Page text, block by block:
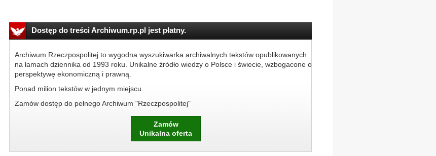
Dostęp do treści Archiwum.rp.pl jest płatny.
Archiwum Rzeczpospolitej to wygodna wyszukiwarka archiwalnych tekstów opublikowanych
na łamach dziennika od 1993 roku. Unikalne źródło wiedzy o Polsce i świecie, wzbogacone o
perspektywę ekonomiczną i prawną.
Ponad milion tekstów w jednym miejscu.
Zamów dostęp do pełnego Archiwum "Rzeczpospolitej"
Zamów
Unikalna oferta